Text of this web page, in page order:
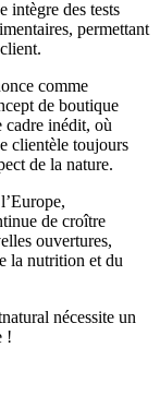
intègre des tests
permettant
comme
de boutique
cadre inédit, où
clientèle toujours
de la nature.
de croître
ouvertures,
la nutrition et du
nécessite un
!